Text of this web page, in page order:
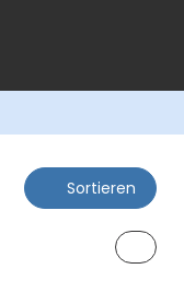
Sortieren